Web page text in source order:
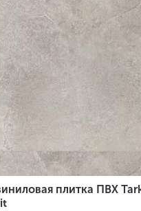
плитка ПВХ